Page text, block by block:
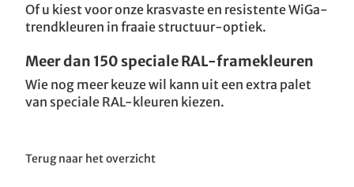
Of u kiest voor onze krasvaste en resistente WiGa-
trendkleuren in fraaie structuur-optiek.
Meer dan 150 speciale RAL-framekleuren
Wie nog meer keuze wil kann uit een extra palet
van speciale RAL-kleuren kiezen.
Terug naar het overzicht